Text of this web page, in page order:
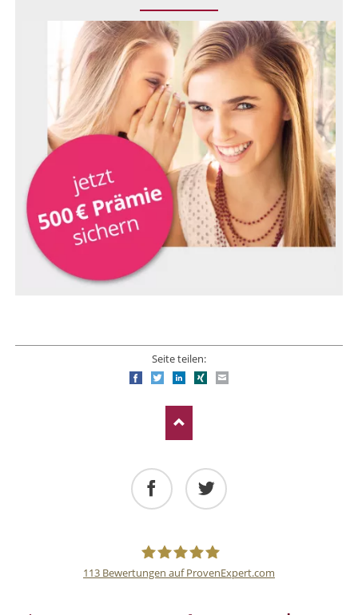
Seite teilen:
FacebookTwitterLinkedIn
Xing
113 Bewertungen auf ProvenExpert.com
NAVIGATION